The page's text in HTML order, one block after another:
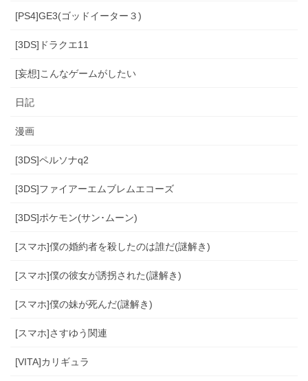
[PS4]GE3(ゴッドイーター３)
[3DS]ドラクエ11
[妄想]こんなゲームがしたい
日記
漫画
[3DS]ペルソナq2
[3DS]ファイアーエムブレムエコーズ
[3DS]ポケモン(サン･ムーン)
[スマホ]僕の婚約者を殺したのは誰だ(謎解き)
[スマホ]僕の彼女が誘拐された(謎解き)
[スマホ]僕の妹が死んだ(謎解き)
[スマホ]さすゆう関連
[VITA]カリギュラ